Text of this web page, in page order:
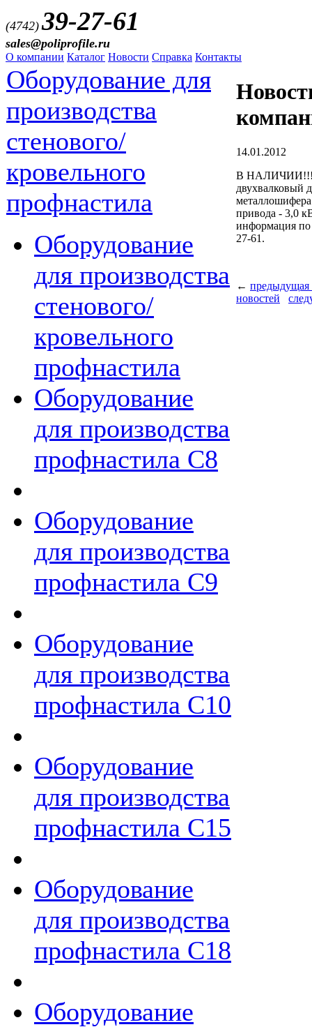
(4742) 39-27-61
sales@poliprofile.ru
О компании Каталог Новости Справка Контакты
Оборудование для
производства
стенового/
кровельного
профнастила
Оборудование
для производства
стенового/
кровельного
профнастила
Оборудование
для производства
профнастила C8
Оборудование
для производства
профнастила С9
Оборудование
для производства
профнастила С10
Оборудование
для производства
профнастила C15
Оборудование
для производства
профнастила С18
Оборудование
14.01.2012
В
двухвалковый
привода - 3,0
информация по
27-61.
← предыдущая
новостей